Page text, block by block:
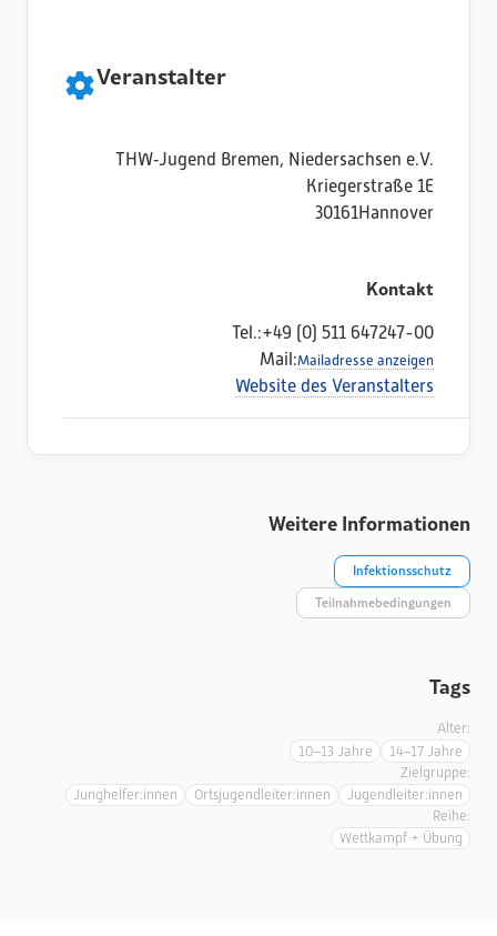
Veranstalter
THW‑Jugend Bremen, Niedersachsen e.V.
Kriegerstraße 1E
30161Hannover
Kontakt
Tel.:+49 (0) 511 647247-00
Mail:Mailadresse anzeigen
Website des Veranstalters
Weitere Informationen
Infektionsschutz
Teilnahmebedingungen
Tags
Alter:
10–13 Jahre
14–17 Jahre
Zielgruppe:
Junghelfer:innen
Ortsjugendleiter:innen
Jugendleiter:innen
Reihe:
Wettkampf + Übung